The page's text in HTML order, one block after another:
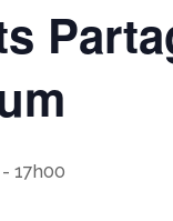
- 17h00